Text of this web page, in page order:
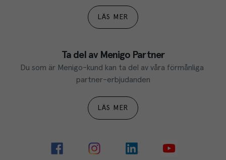
LÄS MER
Ta del av Menigo Partner
Du som är Menigo-kund kan ta del av våra förmånliga
partner-erbjudanden
LÄS MER